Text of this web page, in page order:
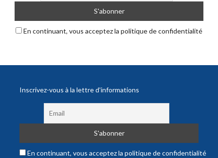
En continuant, vous acceptez la politique de confidentialité
Inscrivez-vous à la lettre d'informations
En continuant, vous acceptez la politique de confidentialité